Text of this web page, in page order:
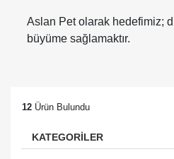
Aslan Pet olarak hedefimiz;
büyüme sağlamaktır.
12 Ürün Bulundu
KATEGORİLER